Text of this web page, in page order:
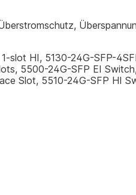
slot HI, 5130-24G-SFP-
5500-24G-SFP EI
Slot, 5510-24G-SFP HI